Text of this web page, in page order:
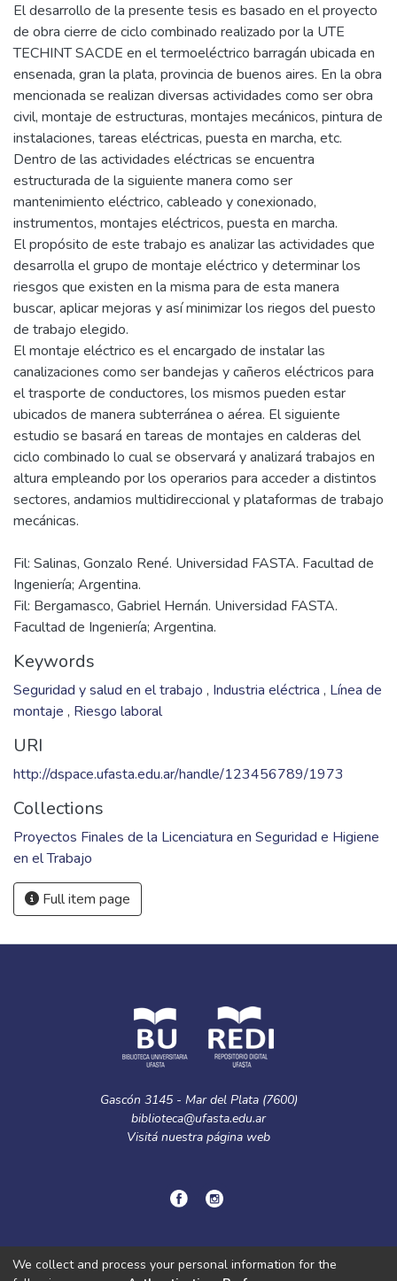
El desarrollo de la presente tesis es basado en el proyecto
de obra cierre de ciclo combinado realizado por la UTE
TECHINT SACDE en el termoeléctrico barragán ubicada en
ensenada, gran la plata, provincia de buenos aires. En la obra
mencionada se realizan diversas actividades como ser obra
civil, montaje de estructuras, montajes mecánicos, pintura de
instalaciones, tareas eléctricas, puesta en marcha, etc.
Dentro de las actividades eléctricas se encuentra
estructurada de la siguiente manera como ser
mantenimiento eléctrico, cableado y conexionado,
instrumentos, montajes eléctricos, puesta en marcha.
El propósito de este trabajo es analizar las actividades que
desarrolla el grupo de montaje eléctrico y determinar los
riesgos que existen en la misma para de esta manera
buscar, aplicar mejoras y así minimizar los riegos del puesto
de trabajo elegido.
El montaje eléctrico es el encargado de instalar las
canalizaciones como ser bandejas y cañeros eléctricos para
el trasporte de conductores, los mismos pueden estar
ubicados de manera subterránea o aérea. El siguiente
estudio se basará en tareas de montajes en calderas del
ciclo combinado lo cual se observará y analizará trabajos en
altura empleando por los operarios para acceder a distintos
sectores, andamios multidireccional y plataformas de trabajo
Fil: Salinas, Gonzalo René. Universidad FASTA. Facultad de
Ingeniería; Argentina.
Fil: Bergamasco, Gabriel Hernán. Universidad FASTA.
Facultad de Ingeniería; Argentina.
Keywords
Seguridad y salud en el trabajo , Industria eléctrica , Línea de
montaje , Riesgo laboral
URI
http://dspace.ufasta.edu.ar/handle/123456789/1973
Collections
Proyectos Finales de la Licenciatura en Seguridad e Higiene
en el Trabajo
Full item page
Gascón 3145 - Mar del Plata (7600)
biblioteca@ufasta.edu.ar
Visitá nuestra página web
© Copyright2024.Política de privacidad.
We collect and process your personal information for the